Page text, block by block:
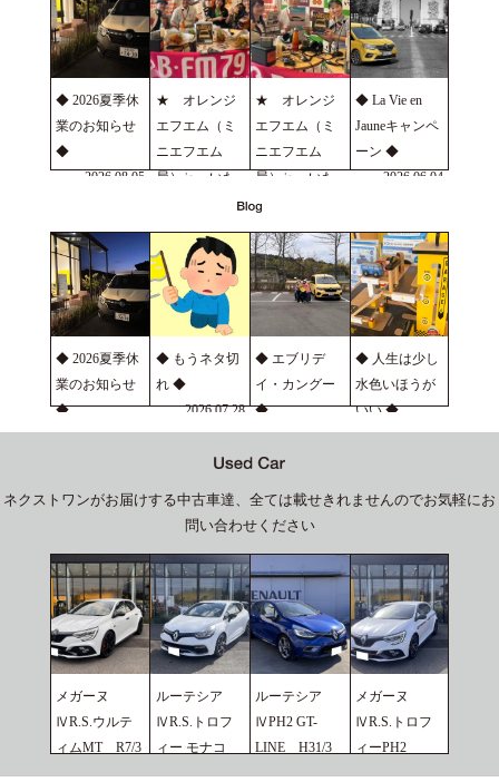
◆ 2026夏季休
業のお知らせ
◆
2026.08.05
★ オレンジ
エフエム（ミ
ニエフエム
局）㏌ いた
2026.07.22
★ オレンジ
エフエム（ミ
ニエフエム
局）㏌ いた
の ★
2026.06.24
◆ La Vie en
Jauneキャンペ
ーン ◆
2026.06.04
◆ 2026夏季休
業のお知らせ
◆
2026.08.05
◆ もうネタ切
れ ◆
2026.07.28
◆ エブリデ
イ・カングー
◆
2026.07.22
◆ 人生は少し
水色いほうが
いい ◆
2026.07.16
ネクストワンがお届けする中古車達、全ては載せきれませんのでお気軽にお
問い合わせください
メガーヌ
ⅣR.S.ウルテ
ィムMT R7/3
2026.07.02
ルーテシア
ⅣR.S.トロフ
ィー モナコ
GP H29/3
ルーテシア
ⅣPH2 GT-
LINE H31/3
2026.02.25
メガーヌ
ⅣR.S.トロフ
ィーPH2
R5/6